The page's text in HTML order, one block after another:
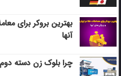
بهترین بروکر برای
آنها
چرا بلوک زن دسته